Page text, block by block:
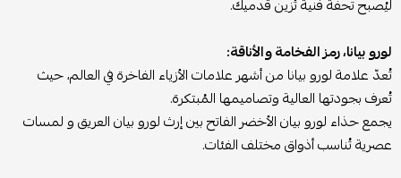
ليُصبح تحفة فنية تُزين قدميك.
لورو بيانا، رمز الفخامة والأناقة:
تُعدّ علامة لورو بيانا من أشهر علامات الأزياء الفاخرة في العالم، حيث
تُعرف بجودتها العالية وتصاميمها المُبتكرة.
يجمع حذاء لورو بيان الأخضر الفاتح بين إرث لورو بيان العريق و لمسات
عصرية تُناسب أذواق مختلف الفئات.